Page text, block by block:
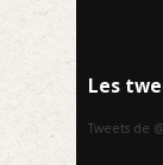
Les
Tweets de